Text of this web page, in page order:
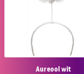
Aureool wit